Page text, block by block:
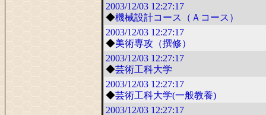
2003/12/03 12:27:17
◆機械設計コース（Ａコース）
2003/12/03 12:27:17
◆美術専攻（撰修）
2003/12/03 12:27:17
◆芸術工科大学
2003/12/03 12:27:17
◆芸術工科大学(一般教養)
2003/12/03 12:27:17